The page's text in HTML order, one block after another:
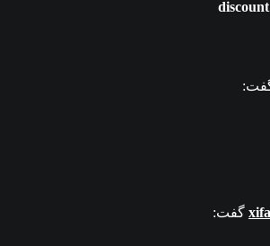
گفت: